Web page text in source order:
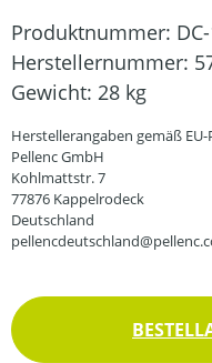
Produktnummer:
Herstellernummer:
Gewicht: 28 kg
Herstellerangaben gemäß
Pellenc GmbH
Kohlmattstr. 7
77876 Kappelrodeck
Deutschland